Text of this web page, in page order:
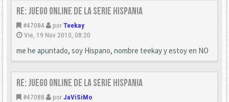
Re: Juego online de la serie HISPANIA
#47084 porTeekay
Vie, 19 Nov 2010, 08:20
me he apuntado, soy Hispano, nombre teekay y estoy en NO
Re: Juego online de la serie HISPANIA
#47088 porJaViSiMo